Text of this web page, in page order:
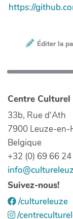
https://
Éditer la
Centre Culturel
33b, Rue d'Ath
7900 Leuze-en-
Belgique
+32 (0) 69 66
Suivez-nous!
/cultureleuze
/